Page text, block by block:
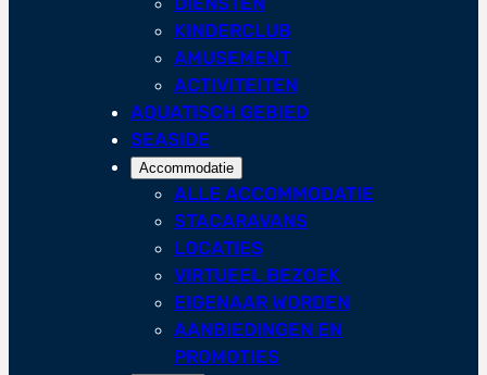
KINDERCLUB
AMUSEMENT
ACTIVITEITEN
AQUATISCH GEBIED
SEASIDE
Accommodatie
ALLE ACCOMMODATIE
STACARAVANS
LOCATIES
VIRTUEEL BEZOEK
EIGENAAR WORDEN
AANBIEDINGEN EN
PROMOTIES